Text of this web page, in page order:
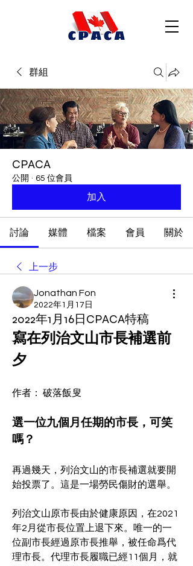
群組
CPACA
公開 · 65 位會員
加入
討論 媒體 檔案 會員 關於
上一步
Jonathan Fon
2022年1月17日
2022年1月16日CPACA特稿
寫在列治文山市長補選前
夕
作者： 破落飯叟
選一位九個月任期的市長，可笑
嗎？
再過幾天，列治文山的市長補選就要開
始投票了。這是一場勞民傷財的選舉。
列治文山原市長由於健康原因，在2021
年2月從市長位置上退下來。唯一的一
位副市長經過原市長推舉，被任命爲代
理市長。代理市長履職已經11個月，就